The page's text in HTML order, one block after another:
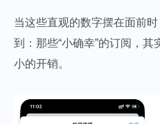
当这些直观的数字摆在面前
到：那些“小确幸”的订阅，
小的开销。